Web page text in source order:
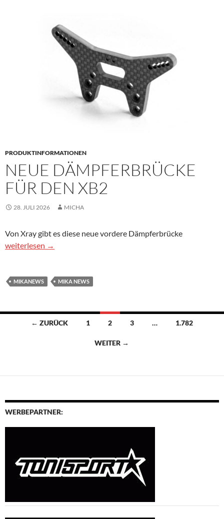
PRODUKTINFORMATIONEN
NEUE DÄMPFERBRÜCKE
FÜR DEN XB2
28. JULI 2026 MICHA
Von Xray gibt es diese neue vordere Dämpferbrücke
Neue Dämpferbrücke für den XB2
weiterlesen →
MIKANEWS MIKA NEWS
Beitragsnavigation
← ZURÜCK 1 2 3 … 1.782
WEITER →
WERBEPARTNER: